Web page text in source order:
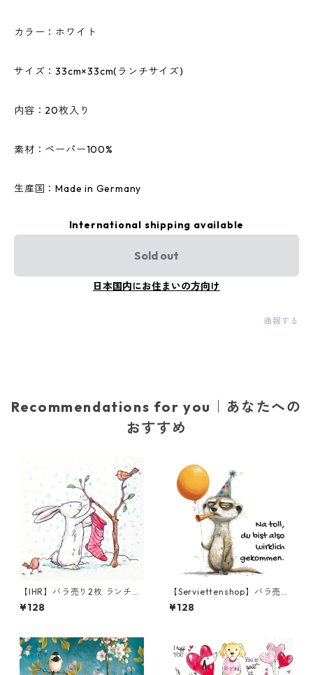
カラー：ホワイト
サイズ：33cm×33cm(ランチサイズ)
内容：20枚入り
素材：ペーパー100%
生産国：Made in Germany
International shipping available
Sold out
日本国内にお住まいの方向け
通報する
Recommendations for you｜あなたへの
おすすめ
【IHR】バラ売り2枚 ランチサ
イズ ペーパーナプキン SNOW
RABBITS ホワイト Anita Jera
¥128
【Serviettenshop】バラ売り
2枚 ランチサイズ ペーパーナ
プキン Happy Safari Animals
¥128